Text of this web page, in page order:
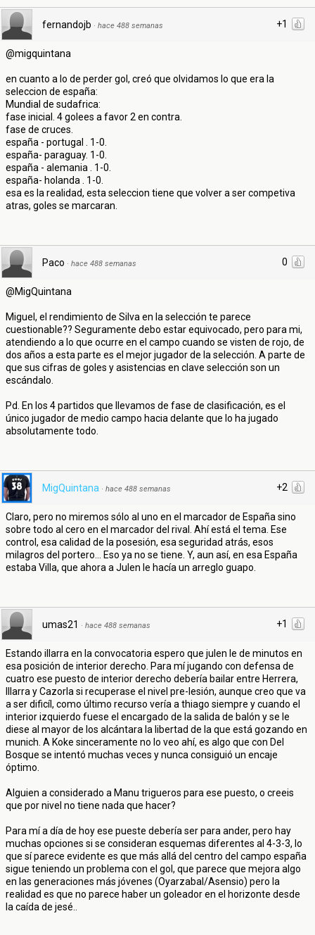
+1
fernandojb · hace 488 semanas
@migquintana
en cuanto a lo de perder gol, creó que olvidamos lo que era la
seleccion de españa:
Mundial de sudafrica:
fase inicial. 4 golees a favor 2 en contra.
fase de cruces.
españa - portugal . 1-0.
españa- paraguay. 1-0.
españa - alemania . 1-0.
españa- holanda . 1-0.
esa es la realidad, esta seleccion tiene que volver a ser competiva
atras, goles se marcaran.
0
Paco · hace 488 semanas
@MigQuintana
Miguel, el rendimiento de Silva en la selección te parece
cuestionable?? Seguramente debo estar equivocado, pero para mi,
atendiendo a lo que ocurre en el campo cuando se visten de rojo, de
dos años a esta parte es el mejor jugador de la selección. A parte de
que sus cifras de goles y asistencias en clave selección son un
escándalo.
Pd. En los 4 partidos que llevamos de fase de clasificación, es el
único jugador de medio campo hacia delante que lo ha jugado
absolutamente todo.
+2
MigQuintana · hace 488 semanas
Claro, pero no miremos sólo al uno en el marcador de España sino
sobre todo al cero en el marcador del rival. Ahí está el tema. Ese
control, esa calidad de la posesión, esa seguridad atrás, esos
milagros del portero... Eso ya no se tiene. Y, aun así, en esa España
estaba Villa, que ahora a Julen le hacía un arreglo guapo.
+1
umas21 · hace 488 semanas
Estando illarra en la convocatoria espero que julen le de minutos en
esa posición de interior derecho. Para mí jugando con defensa de
cuatro ese puesto de interior derecho debería bailar entre Herrera,
Illarra y Cazorla si recuperase el nivel pre-lesión, aunque creo que va
a ser dificíl, como último recurso vería a thiago siempre y cuando el
interior izquierdo fuese el encargado de la salida de balón y se le
diese al mayor de los alcántara la libertad de la que está gozando en
munich. A Koke sinceramente no lo veo ahí, es algo que con Del
Bosque se intentó muchas veces y nunca consiguió un encaje
óptimo.
Alguien a considerado a Manu trigueros para ese puesto, o creeis
que por nivel no tiene nada que hacer?
Para mí a día de hoy ese pueste debería ser para ander, pero hay
muchas opciones si se consideran esquemas diferentes al 4-3-3, lo
que sí parece evidente es que más allá del centro del campo españa
sigue teniendo un problema con el gol, que parece que mejora algo
en las generaciones más jóvenes (Oyarzabal/Asensio) pero la
realidad es que no parece haber un goleador en el horizonte desde
la caída de jesé..